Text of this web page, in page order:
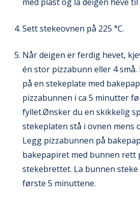
Sett stekeovnen på 225 °C.
Når deigen er ferdig hevet,
én stor pizzabunn eller 4
på en stekeplate med
pizzabunnen i ca 5 minutter
fyllet.Ønsker du en skikkelig
stekeplaten stå i ovnen mens
Legg pizzabunnen på
bakepapiret med bunnen rett
stekebrettet. La bunnen
første 5 minuttene.